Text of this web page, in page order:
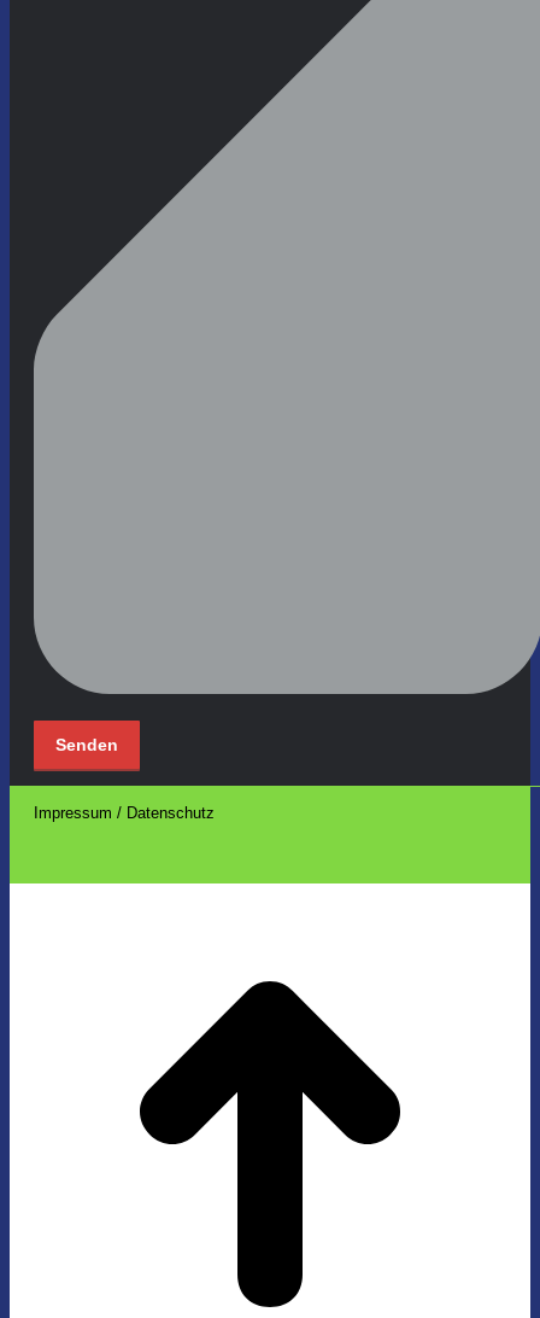
Impressum / Datenschutz